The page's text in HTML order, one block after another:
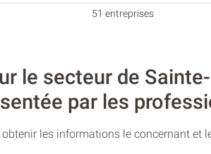
51 entreprises
le secteur de
par les
les informations le concernant et